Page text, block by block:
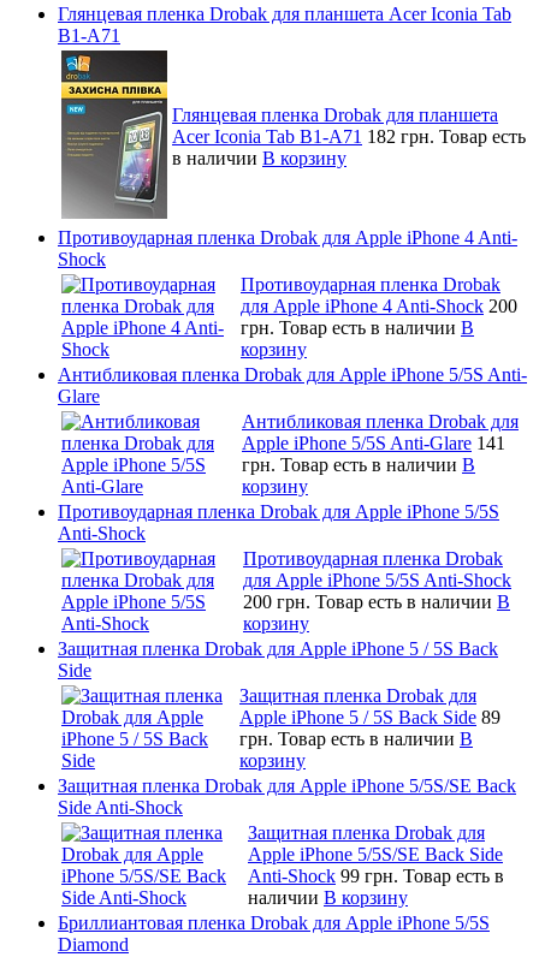
Глянцевая пленка Drobak для планшета Acer Iconia Tab
B1-A71
Глянцевая пленка Drobak для планшета
Acer Iconia Tab B1-A71 182 грн. Товар есть
в наличии В корзину
Противоударная пленка Drobak для Apple iPhone 4 Anti-
Shock
Противоударная пленка Drobak
для Apple iPhone 4 Anti-Shock 200
грн. Товар есть в наличии В
корзину
Антибликовая пленка Drobak для Apple iPhone 5/5S Anti-
Glare
Антибликовая пленка Drobak для
Apple iPhone 5/5S Anti-Glare 141
грн. Товар есть в наличии В
корзину
Противоударная пленка Drobak для Apple iPhone 5/5S
Anti-Shock
Противоударная пленка Drobak
для Apple iPhone 5/5S Anti-Shock
200 грн. Товар есть в наличии В
корзину
Защитная пленка Drobak для Apple iPhone 5 / 5S Back
Side
Защитная пленка Drobak для
Apple iPhone 5 / 5S Back Side 89
грн. Товар есть в наличии В
корзину
Защитная пленка Drobak для Apple iPhone 5/5S/SE Back
Side Anti-Shock
Защитная пленка Drobak для
Apple iPhone 5/5S/SE Back Side
Anti-Shock 99 грн. Товар есть в
наличии В корзину
Бриллиантовая пленка Drobak для Apple iPhone 5/5S
Diamond